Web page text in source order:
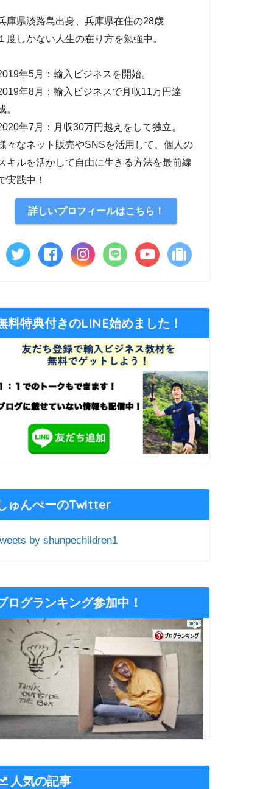
庫県淡路島出身、兵庫県在住の28歳
１度しかない人生の在り方を勉強中。
年5月：輸入ビジネスを開始。
年8月：輸入ビジネスで月収11万円達
。
年7月：月収30万円越えをして独立。
々なネット販売やSNSを活用して、個人の
キルを活かして自由に生きる方法を最前線
実践中！
詳しいプロフィールはこちら！
料特典付きのLINE始めました！
ゅんぺーのTwitter
by shunpechildren1
ログランキング参加中！
人気の記事